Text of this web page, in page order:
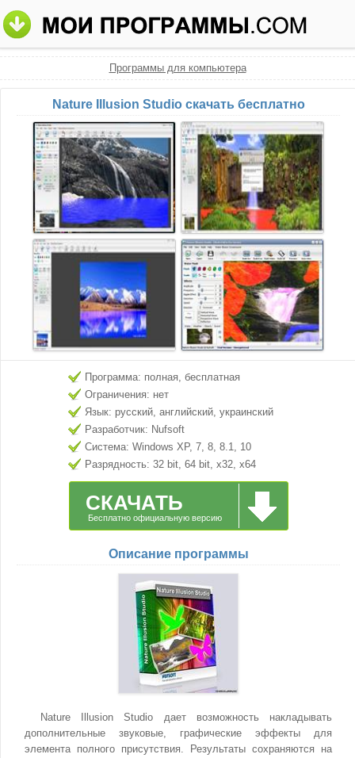
Программы для компьютера
Nature Illusion Studio скачать бесплатно
Программа: полная, бесплатная
Ограничения: нет
Язык: русский, английский, украинский
Разработчик: Nufsoft
Система: Windows XP, 7, 8, 8.1, 10
Разрядность: 32 bit, 64 bit, x32, x64
СКАЧАТЬ
Бесплатно официальную версию
Описание программы
Nature Illusion Studio дает возможность накладывать
дополнительные звуковые, графические эффекты для
элемента полного присутствия. Результаты сохраняются на